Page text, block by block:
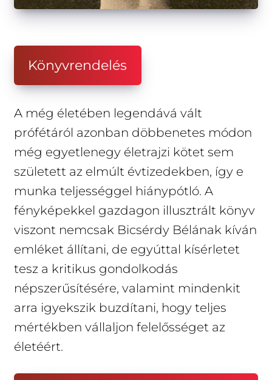
Könyvrendelés
A még életében legendává vált
prófétáról azonban döbbenetes módon
még egyetlenegy életrajzi kötet sem
született az elmúlt évtizedekben, így e
munka teljességgel hiánypótló. A
fényképekkel gazdagon illusztrált könyv
viszont nemcsak Bicsérdy Bélának kíván
emléket állítani, de egyúttal kísérletet
tesz a kritikus gondolkodás
népszerűsítésére, valamint mindenkit
arra igyekszik buzdítani, hogy teljes
mértékben vállaljon felelősséget az
életéért.